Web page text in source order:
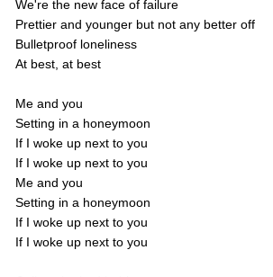
We're the new face of failure
Prettier and younger but not any better off
Bulletproof loneliness
At best at best
Me and you
Setting in a honeymoon
If I woke up next to you
If I woke up next to you
Me and you
Setting in a honeymoon
If I woke up next to you
If I woke up next to you